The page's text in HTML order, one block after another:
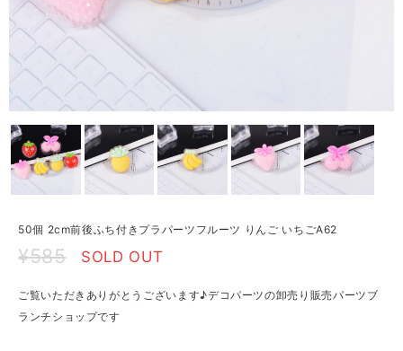
50個 2cm前後ふち付きプラパーツフルーツ りんご いちごA62
¥585 SOLD OUT
ご覧いただきありがとうございます♪デコパーツの卸売り販売パーツブ
ランチショップです